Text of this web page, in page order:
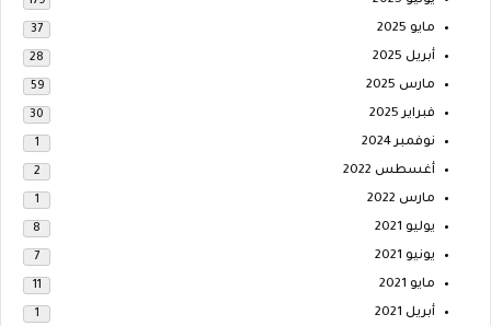
مايو 2025 37
أبريل 2025 28
مارس 2025 59
فبراير 2025 30
نوفمبر 2024 1
أغسطس 2022 2
مارس 2022 1
يوليو 2021 8
يونيو 2021 7
مايو 2021 11
أبريل 2021 1